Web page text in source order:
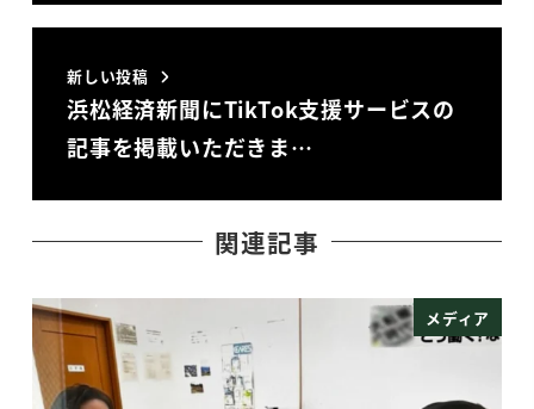
新しい投稿
浜松経済新聞にTikTok支援サービスの
記事を掲載いただきま…
関連記事
メディア